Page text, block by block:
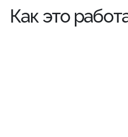
Как это